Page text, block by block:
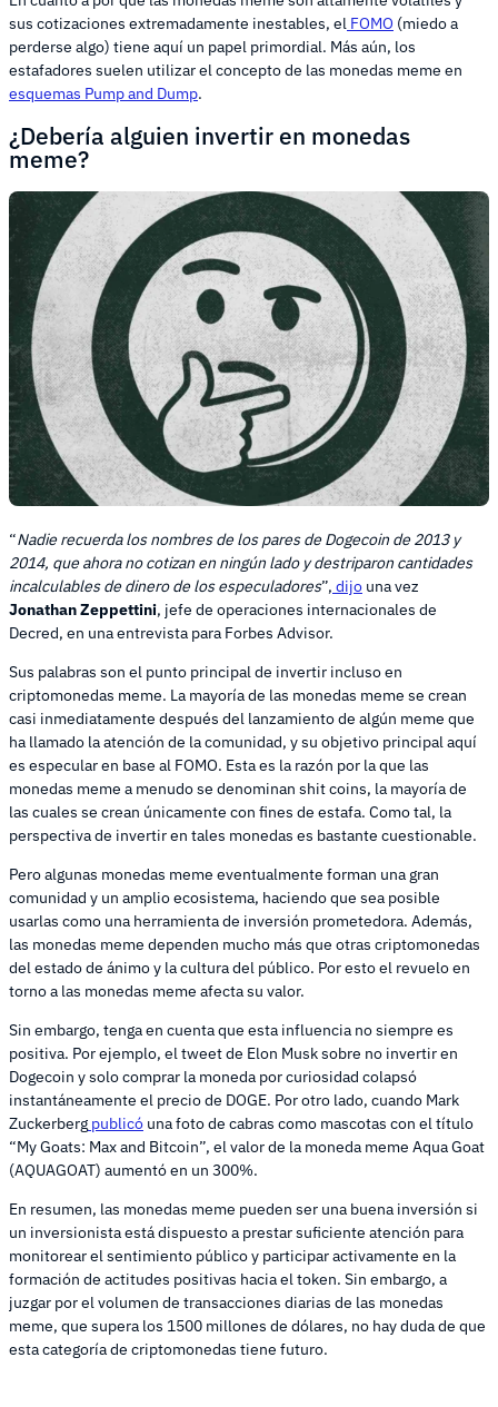
sus cotizaciones extremadamente inestables, el FOMO (miedo a
perderse algo) tiene aquí un papel primordial. Más aún, los
estafadores suelen utilizar el concepto de las monedas meme en
esquemas Pump and Dump.
¿Debería alguien invertir en monedas
meme?
“Nadie recuerda los nombres de los pares de Dogecoin de 2013 y
2014, que ahora no cotizan en ningún lado y destriparon cantidades
incalculables de dinero de los especuladores”, dijo una vez
Jonathan Zeppettini, jefe de operaciones internacionales de
Decred, en una entrevista para Forbes Advisor.
Sus palabras son el punto principal de invertir incluso en
criptomonedas meme. La mayoría de las monedas meme se crean
casi inmediatamente después del lanzamiento de algún meme que
ha llamado la atención de la comunidad, y su objetivo principal aquí
es especular en base al FOMO. Esta es la razón por la que las
monedas meme a menudo se denominan shit coins, la mayoría de
las cuales se crean únicamente con fines de estafa. Como tal, la
perspectiva de invertir en tales monedas es bastante cuestionable.
Pero algunas monedas meme eventualmente forman una gran
comunidad y un amplio ecosistema, haciendo que sea posible
usarlas como una herramienta de inversión prometedora. Además,
las monedas meme dependen mucho más que otras criptomonedas
del estado de ánimo y la cultura del público. Por esto el revuelo en
torno a las monedas meme afecta su valor.
Sin embargo, tenga en cuenta que esta influencia no siempre es
positiva. Por ejemplo, el tweet de Elon Musk sobre no invertir en
Dogecoin y solo comprar la moneda por curiosidad colapsó
instantáneamente el precio de DOGE. Por otro lado, cuando Mark
Zuckerberg publicó una foto de cabras como mascotas con el título
“My Goats: Max and Bitcoin”, el valor de la moneda meme Aqua Goat
(AQUAGOAT) aumentó en un 300%.
En resumen, las monedas meme pueden ser una buena inversión si
un inversionista está dispuesto a prestar suficiente atención para
monitorear el sentimiento público y participar activamente en la
formación de actitudes positivas hacia el token. Sin embargo, a
juzgar por el volumen de transacciones diarias de las monedas
meme, que supera los 1500 millones de dólares, no hay duda de que
esta categoría de criptomonedas tiene futuro.